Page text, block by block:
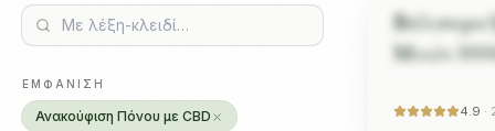
ΕΜΦΆΝΙΣΗ
Ανακούφιση Πόνου με CBD
“Определено
ставите!
Βάλσαμο
Μυών
4.9 ·